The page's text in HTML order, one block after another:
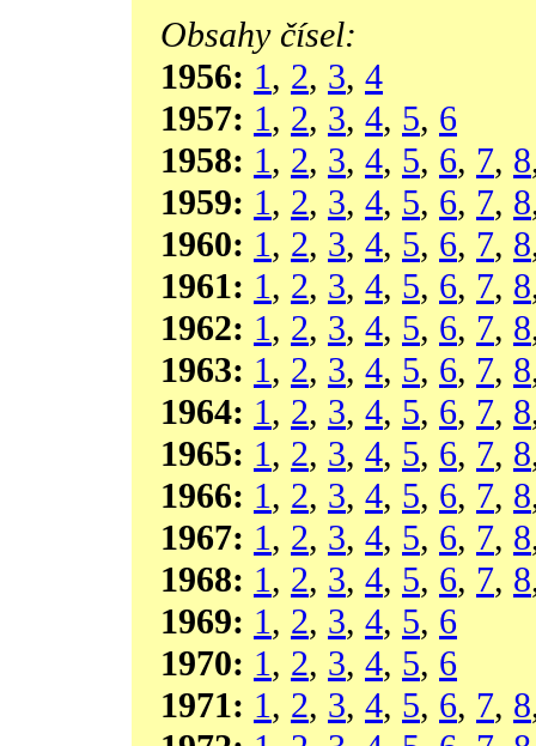
Obsahy čísel:
1956: 1, 2, 3, 4
1957: 1, 2, 3, 4, 5, 6
1958: 1, 2, 3, 4, 5, 6, 7, 8
1959: 1, 2, 3, 4, 5, 6, 7, 8
1960: 1, 2, 3, 4, 5, 6, 7, 8
1961: 1, 2, 3, 4, 5, 6, 7, 8
1962: 1, 2, 3, 4, 5, 6, 7, 8
1963: 1, 2, 3, 4, 5, 6, 7, 8
1964: 1, 2, 3, 4, 5, 6, 7, 8
1965: 1, 2, 3, 4, 5, 6, 7, 8
1966: 1, 2, 3, 4, 5, 6, 7, 8
1967: 1, 2, 3, 4, 5, 6, 7, 8
1968: 1, 2, 3, 4, 5, 6, 7, 8
1969: 1, 2, 3, 4, 5, 6
1970: 1, 2, 3, 4, 5, 6
1971: 1, 2, 3, 4, 5, 6, 7, 8